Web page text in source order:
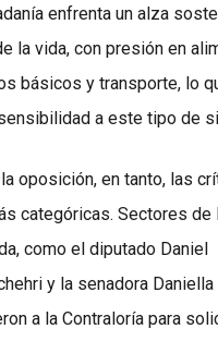
enfrenta un alza
la vida, con presión en
básicos y transporte, lo
a este tipo de
oposición, en tanto, las
categóricas. Sectores de
como el diputado Daniel
y la senadora Daniella
a la Contraloría para